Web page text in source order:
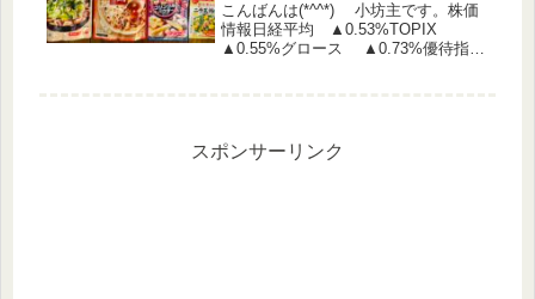
こんばんは(*^^*) 小坊主です。株価
情報日経平均 ▲0.53%TOPIX
▲0.55%グロース ▲0.73%優待指
スポンサーリンク